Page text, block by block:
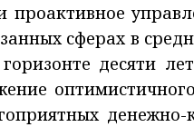
проактивное
сферах в
десяти